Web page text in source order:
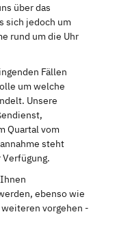
über das
sich jedoch um
rund um die Uhr
Fällen
um welche
Unsere
Quartal vom
steht
ebenso wie
vorgehen -